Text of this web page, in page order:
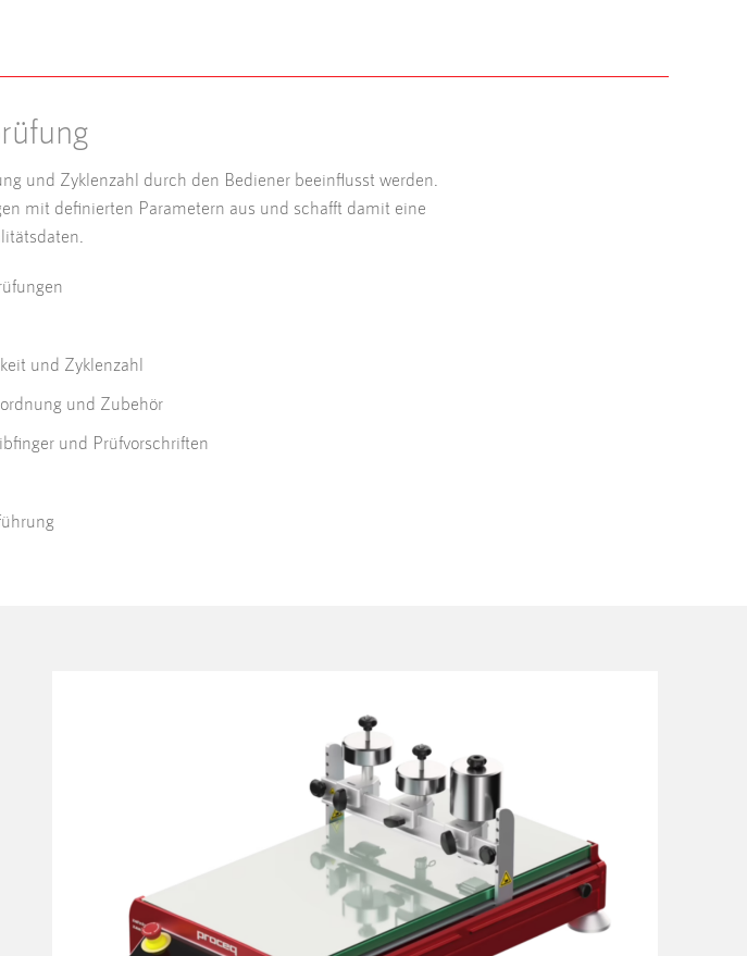
und Zyklenzahl durch den Bediener beeinflusst werden.
mit definierten Parametern aus und schafft damit eine
und Zyklenzahl
und Zubehör
und Prüfvorschriften